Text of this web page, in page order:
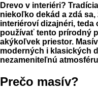
Drevo v interiéri?
niekoľko dekád a zdá
interiéroví dizajnéri,
používať tento prírodný
akýkoľvek priestor.
moderných i klasických
nezameniteľnú
Prečo masív?